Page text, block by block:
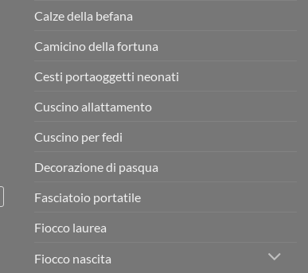
Calze della befana
Camicino della fortuna
Cesti portaoggetti neonati
Cuscino allattamento
Cuscino per fedi
Decorazione di pasqua
Fasciatoio portatile
Fiocco laurea
Fiocco nascita